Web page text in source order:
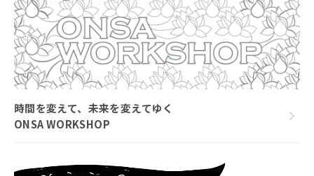
時間を変えて、未来を変えてゆく
ONSA WORKSHOP